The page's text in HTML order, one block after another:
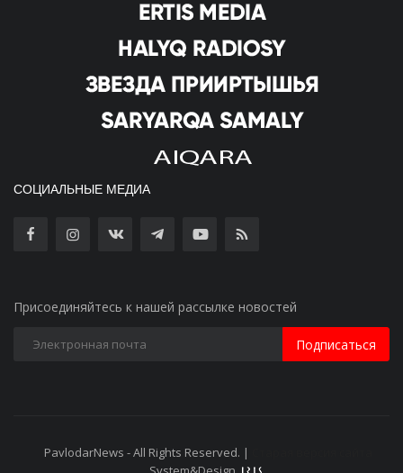
СОЦИАЛЬНЫЕ МЕДИА
Присоединяйтесь к нашей рассылке новостей
Подписаться
PavlodarNews - All Rights Reserved. |